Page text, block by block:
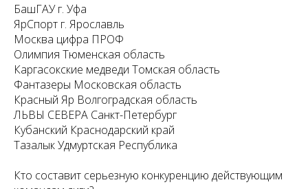
БашГАУ г. Уфа
ЯрСпорт г. Ярославль
Москва цифра ПРОФ
Олимпия Тюменская область
Каргасокские медведи Томская область
Фантазеры Московская область
Красный Яр Волгоградская область
ЛЬВЫ СЕВЕРА Санкт-Петербург
Кубанский Краснодарский край
Тазалык Удмуртская Республика
Кто составит серьезную конкуренцию действующим